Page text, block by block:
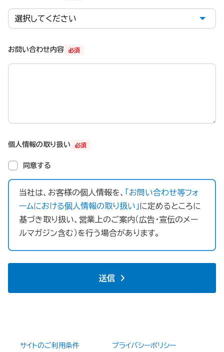
必須
お問い合わせ内容
必須
個人情報の取り扱い
同意する
当社は、お客様の個人情報を、
「お問い合わせ等フォ
ームにおける個人情報の取り扱い」に定めるところに
基づき取り扱い、営業上のご案内（広告・宣伝のメー
ルマガジン含む）を行う場合があります。
送信
サイトのご利用条件 プライバシーポリシー